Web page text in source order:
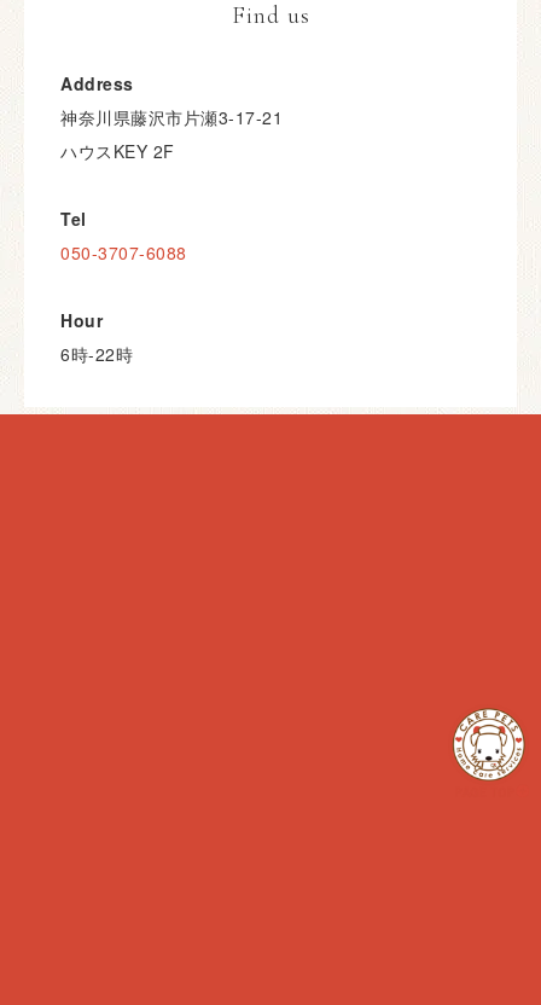
Find us
Address
神奈川県藤沢市片瀬3-17-21
ハウスKEY 2F
Tel
050-3707-6088
Hour
6時-22時